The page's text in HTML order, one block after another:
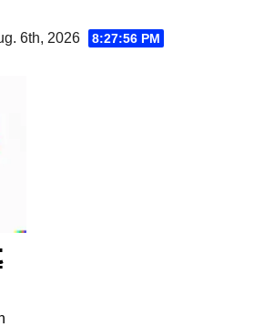
6th, 2026 8:27:57 PM